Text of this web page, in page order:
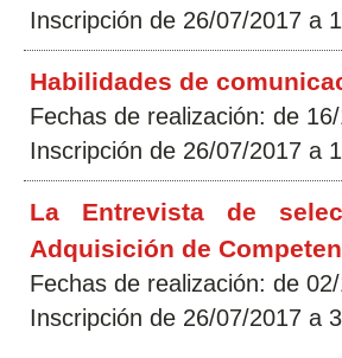
Inscripción de 26/07/2017 a
Habilidades de
Fechas de realización: de
Inscripción de 26/07/2017 a
La Entrevista de
Adquisición de
Fechas de realización: de
Inscripción de 26/07/2017 a